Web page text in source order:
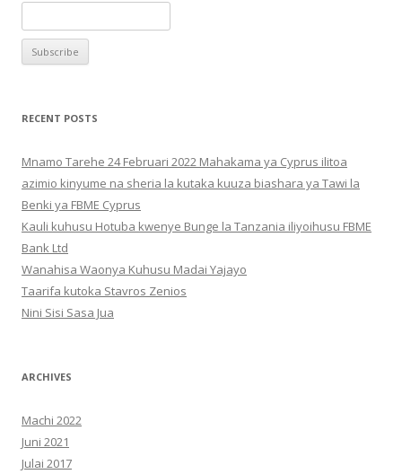
RECENT POSTS
Mnamo Tarehe 24 Februari 2022 Mahakama ya Cyprus ilitoa
azimio kinyume na sheria la kutaka kuuza biashara ya Tawi la
Benki ya FBME Cyprus
Kauli kuhusu Hotuba kwenye Bunge la Tanzania iliyoihusu FBME
Bank Ltd
Wanahisa Waonya Kuhusu Madai Yajayo
Taarifa kutoka Stavros Zenios
Nini Sisi Sasa Jua
ARCHIVES
Machi 2022
Juni 2021
Julai 2017